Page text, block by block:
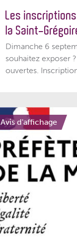
Les
la Saint-
Dimanche 6
souhaitez exposer
ouvertes.
Avis d'affichage